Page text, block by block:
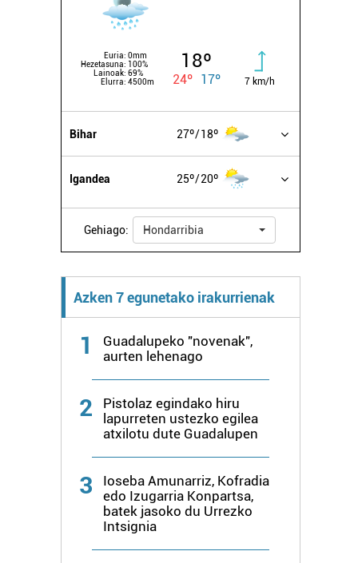
Euria: 0mm
Hezetasuna: 100%
Lainoak: 69%
Elurra: 4500m
18º
24º 17º 7 km/h
Bihar 27º 18º
Igandea 25º 20º
Gehiago: Hondarribia
Azken 7 egunetako irakurrienak
1
Guadalupeko "novenak",
aurten lehenago
2
Pistolaz egindako hiru
lapurreten ustezko egilea
atxilotu dute Guadalupen
3
Ioseba Amunarriz, Kofradia
edo Izugarria Konpartsa,
batek jasoko du Urrezko
Intsignia